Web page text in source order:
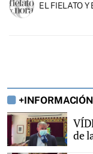
EL FIELATO Y
+INFORMACIÓN
de